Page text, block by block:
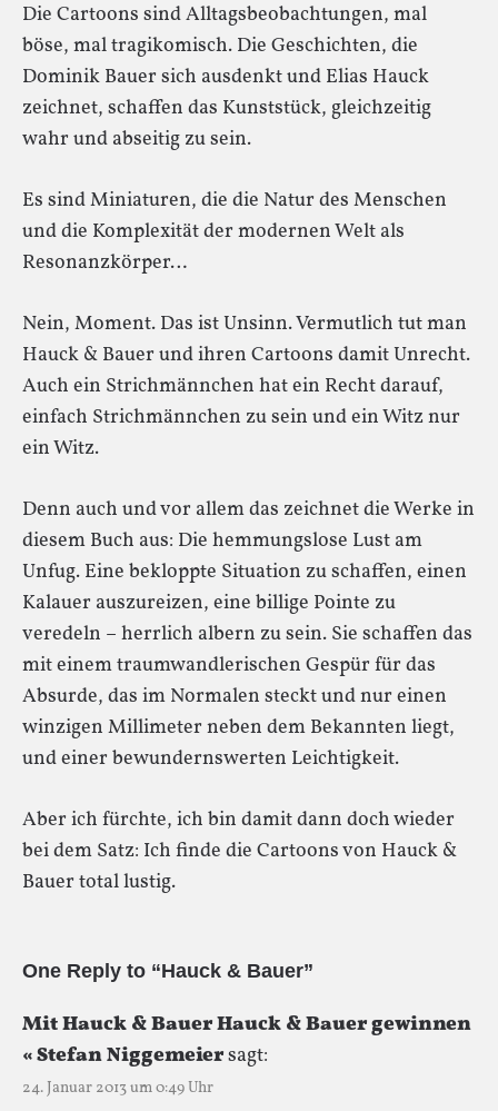
Die Cartoons sind Alltagsbeobachtungen, mal
böse, mal tragikomisch. Die Geschichten, die
Dominik Bauer sich ausdenkt und Elias Hauck
zeichnet, schaffen das Kunststück, gleichzeitig
wahr und abseitig zu sein.
Es sind Miniaturen, die die Natur des Menschen
und die Komplexität der modernen Welt als
Resonanzkörper…
Nein, Moment. Das ist Unsinn. Vermutlich tut man
Hauck & Bauer und ihren Cartoons damit Unrecht.
Auch ein Strichmännchen hat ein Recht darauf,
einfach Strichmännchen zu sein und ein Witz nur
ein Witz.
Denn auch und vor allem das zeichnet die Werke in
diesem Buch aus: Die hemmungslose Lust am
Unfug. Eine bekloppte Situation zu schaffen, einen
Kalauer auszureizen, eine billige Pointe zu
veredeln – herrlich albern zu sein. Sie schaffen das
mit einem traumwandlerischen Gespür für das
Absurde, das im Normalen steckt und nur einen
winzigen Millimeter neben dem Bekannten liegt,
und einer bewundernswerten Leichtigkeit.
Aber ich fürchte, ich bin damit dann doch wieder
bei dem Satz: Ich finde die Cartoons von Hauck &
Bauer total lustig.
One Reply to “Hauck & Bauer”
Mit Hauck & Bauer Hauck & Bauer gewinnen
« Stefan Niggemeiersagt:
24. Januar 2013 um 0:49 Uhr